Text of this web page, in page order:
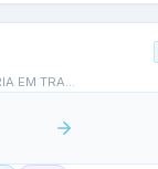
EM TRA…